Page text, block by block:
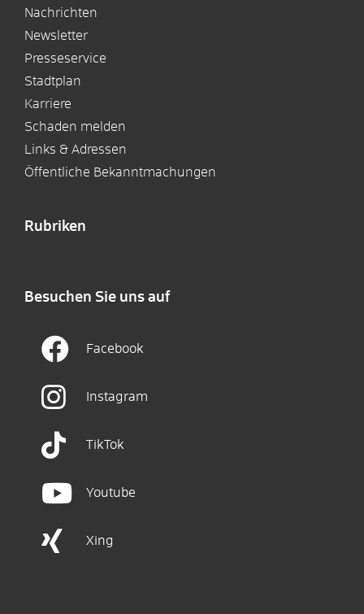
Nachrichten
Newsletter
Presseservice
Stadtplan
Karriere
Schaden melden
Links & Adressen
Öffentliche Bekanntmachungen
Rubriken
Besuchen Sie uns auf
Facebook
Instagram
TikTok
Youtube
Xing